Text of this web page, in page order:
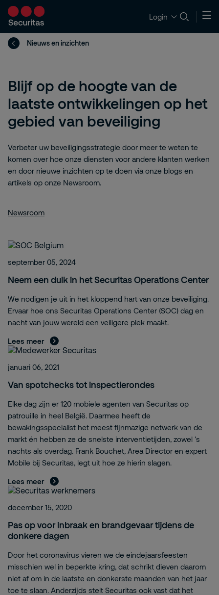
Login
Nieuws en inzichten
Blijf op de hoogte van de
laatste ontwikkelingen op het
gebied van beveiliging
Verbeter uw beveiligingsstrategie door meer te weten te
komen over hoe onze diensten voor andere klanten werken
en door nieuwe inzichten op te doen via onze blogs en
artikels op onze Newsroom.
Newsroom
september 05, 2024
Neem een duik in het Securitas Operations Center
We nodigen je uit in het kloppend hart van onze beveiliging.
Ervaar hoe ons Securitas Operations Center (SOC) dag en
nacht van jouw wereld een veiligere plek maakt.
Lees meer
januari 06, 2021
Van spotchecks tot inspectierondes
Elke dag zijn er 120 mobiele agenten van Securitas op
patrouille in heel België. Daarmee heeft de
bewakingsspecialist het meest fijnmazige netwerk van de
markt én hebben ze de snelste interventietijden, zowel ’s
nachts als overdag. Frank Bouchet, Area Director en expert
Mobile bij Securitas, legt uit hoe ze hierin slagen.
Lees meer
december 15, 2020
Pas op voor inbraak en brandgevaar tijdens de
donkere dagen
Door het coronavirus vieren we de eindejaarsfeesten
misschien wel in beperkte kring, dat schrikt dieven daarom
niet af om in de laatste en donkerste maanden van het jaar
toe te slaan. Anderzijds stelt Securitas ook vast dat het